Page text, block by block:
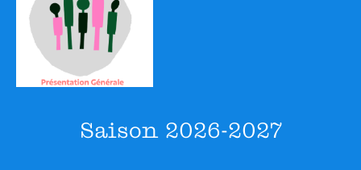
Saison 2026-2027